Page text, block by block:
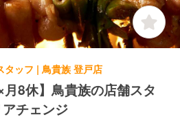
タッフ | 鳥貴族 登戸店
月8休】鳥貴族の店舗スタ
チェンジ